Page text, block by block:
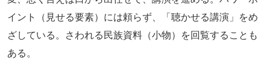
イント（見せる要素）には頼らず、「聴かせる講演」をめ
ざしている。さわれる民族資料（小物）を回覧することも
ある。